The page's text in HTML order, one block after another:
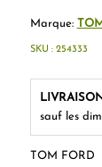
TOM FORD
Marque:
sauf les
SKU : 254333